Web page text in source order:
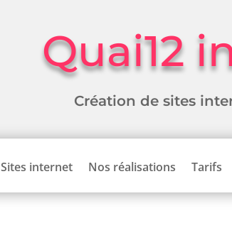
Quai12
Création de sites
Sites internet Nos réalisations Tarifs